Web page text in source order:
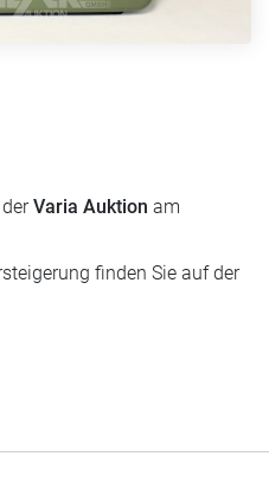
Varia Auktion am
finden Sie auf der